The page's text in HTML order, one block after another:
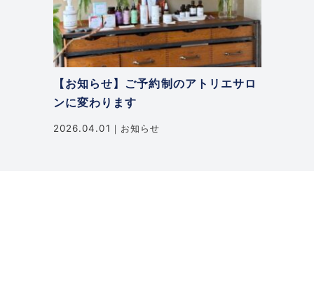
【お知らせ】ご予約制のアトリエサロ
ンに変わります
2026.04.01 お知らせ